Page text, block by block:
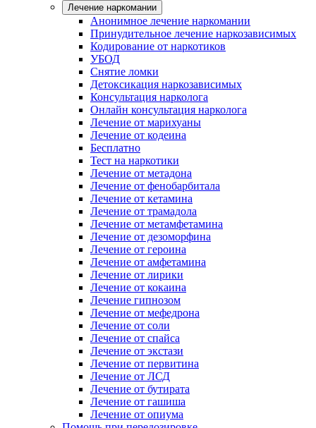
Лечение наркомании
Анонимное лечение наркомании
Принудительное лечение наркозависимых
Кодирование от наркотиков
УБОД
Снятие ломки
Детоксикация наркозависимых
Консультация нарколога
Онлайн консультация нарколога
Лечение от марихуаны
Лечение от кодеина
Бесплатно
Тест на наркотики
Лечение от метадона
Лечение от фенобарбитала
Лечение от кетамина
Лечение от трамадола
Лечение от метамфетамина
Лечение от дезоморфина
Лечение от героина
Лечение от амфетамина
Лечение от лирики
Лечение от кокаина
Лечение гипнозом
Лечение от мефедрона
Лечение от соли
Лечение от спайса
Лечение от экстази
Лечение от первитина
Лечение от ЛСД
Лечение от бутирата
Лечение от гашиша
Лечение от опиума